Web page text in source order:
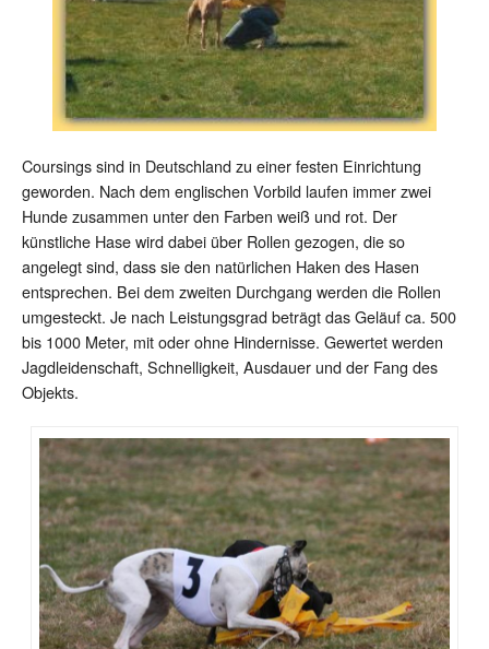
Coursings sind in Deutschland zu einer festen Einrichtung
geworden. Nach dem englischen Vorbild laufen immer zwei
Hunde zusammen unter den Farben weiß und rot. Der
künstliche Hase wird dabei über Rollen gezogen, die so
angelegt sind, dass sie den natürlichen Haken des Hasen
entsprechen. Bei dem zweiten Durchgang werden die Rollen
umgesteckt. Je nach Leistungsgrad beträgt das Geläuf ca. 500
bis 1000 Meter, mit oder ohne Hindernisse. Gewertet werden
Jagdleidenschaft, Schnelligkeit, Ausdauer und der Fang des
Objekts.